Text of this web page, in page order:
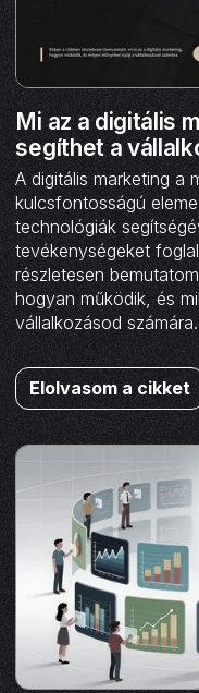
Mi az a digitális
segíthet a
A digitális marketing a
kulcsfontosságú
technológiák
tevékenységeket
részletesen
hogyan működik, és
vállalkozásod számára.
Elolvasom a cikket